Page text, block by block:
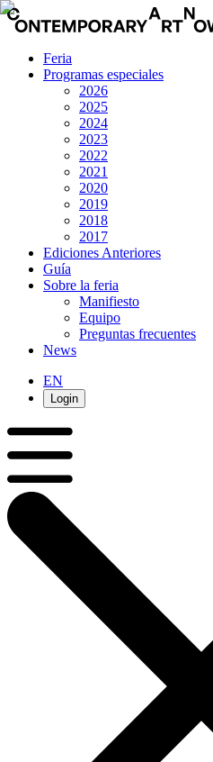
Feria
Programas especiales
2026
2025
2024
2023
2022
2021
2020
2019
2018
2017
Ediciones Anteriores
Guía
Sobre la feria
Manifiesto
Equipo
Preguntas frecuentes
News
EN
Login